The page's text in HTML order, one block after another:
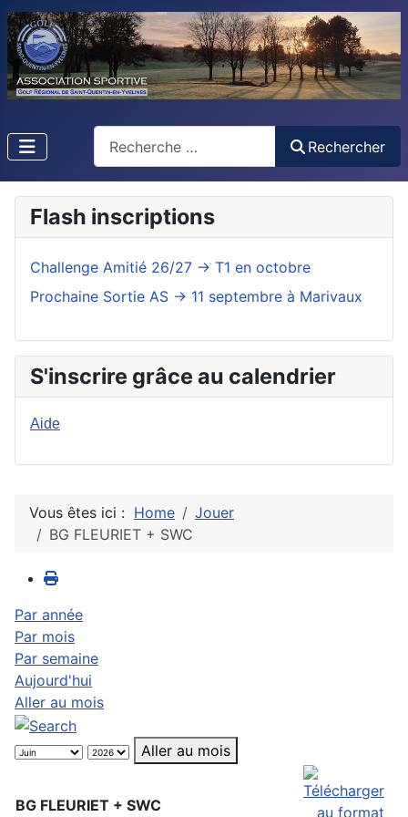
Rechercher
Flash inscriptions
Challenge Amitié 26/27 -> T1 en octobre
Prochaine Sortie AS -> 11 septembre à Marivaux
S'inscrire grâce au calendrier
Aide
Vous êtes ici : Home
Jouer
BG FLEURIET + SWC
Par année
Par mois
Par semaine
Aujourd'hui
Aller au mois
Aller au mois
BG FLEURIET + SWC